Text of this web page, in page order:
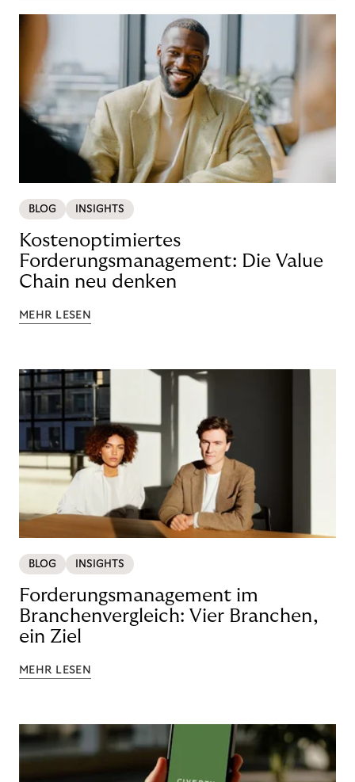
BLOG INSIGHTS
Kostenoptimiertes
Forderungsmanagement: Die Value
Chain neu denken
MEHR LESEN
BLOG INSIGHTS
Forderungsmanagement im
Branchenvergleich: Vier Branchen,
ein Ziel
MEHR LESEN